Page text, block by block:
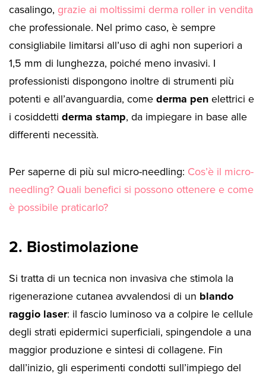
casalingo, grazie ai moltissimi derma roller in vendita
che professionale. Nel primo caso, è sempre
consigliabile limitarsi all’uso di aghi non superiori a
1,5 mm di lunghezza, poiché meno invasivi. I
professionisti dispongono inoltre di strumenti più
potenti e all’avanguardia, comederma penelettrici e
i cosiddetti derma stamp, da impiegare in base alle
differenti necessità.
Per saperne di più sul micro-needling: Cos’è il micro-
needling? Quali benefici si possono ottenere e come
è possibile praticarlo?
2. Biostimolazione
Si tratta di un tecnica non invasiva che stimola la
rigenerazione cutanea avvalendosi di un blando
raggio laser: il fascio luminoso va a colpire le cellule
degli strati epidermici superficiali, spingendole a una
maggior produzione e sintesi di collagene. Fin
dall’inizio, gli esperimenti condotti sull’impiego del